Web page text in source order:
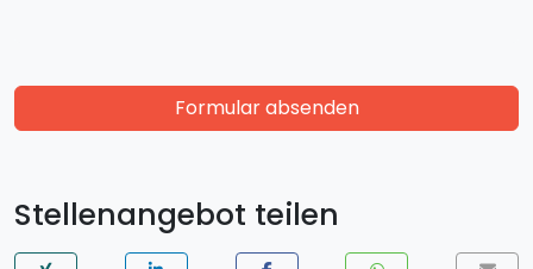
Formular absenden
Stellenangebot teilen